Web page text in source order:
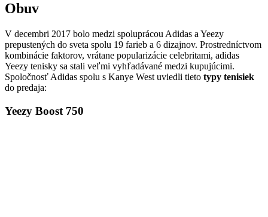
Obuv
V decembri 2017 bolo medzi spoluprácou Adidas a Yeezy
prepustených do sveta spolu 19 farieb a 6 dizajnov. Prostredníctvom
kombinácie faktorov, vrátane popularizácie celebritami, adidas
Yeezy tenisky sa stali veľmi vyhľadávané medzi kupujúcimi.
Spoločnosť Adidas spolu s Kanye West uviedli tieto typy tenisiek
do predaja:
Yeezy Boost 750